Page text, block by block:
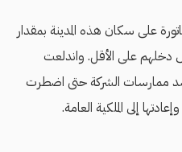
على سكان هذه المدينة بمقدار
دخلهم على الأقل. واندلعت
ممارسات الشركة حتى اضطرت
إلى الملكية العامة.